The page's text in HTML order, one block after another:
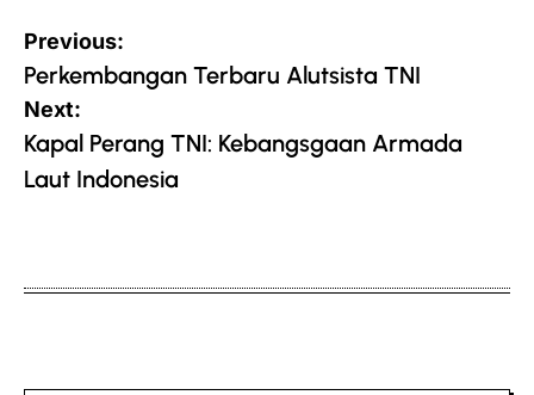
Post
navigation
Previous:
Perkembangan Terbaru Alutsista TNI
Next:
Kapal Perang TNI: Kebangsgaan Armada
Laut Indonesia